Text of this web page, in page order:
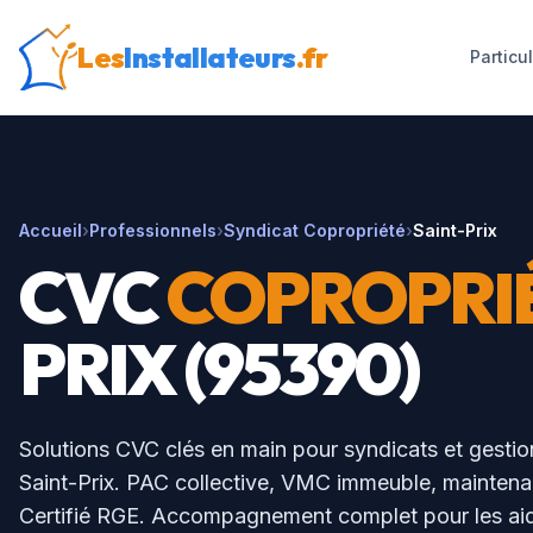
LesInstallateurs.fr
Accueil›Professionnels›Syndicat Copropriété›Saint-Prix
CVC
PRIX(95390)
Solutions CVC clés en main pour syndicats et
Saint-Prix. PAC collective, VMC immeuble,
Certifié RGE. Accompagnement complet pour les